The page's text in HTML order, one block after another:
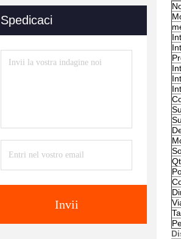
Spedicaci
Invii